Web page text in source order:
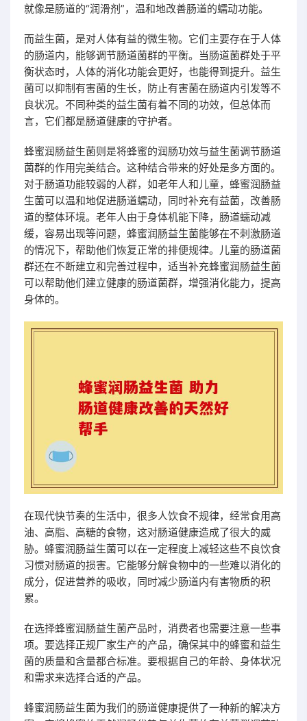
就像是肠道的“润滑剂”，温和地改善肠道的蠕动功能。
而益生菌，是对人体有益的微生物。它们主要存在于人体
的肠道内，能够调节肠道菌群的平衡。当肠道菌群处于平
衡状态时，人体的消化功能会更好，也能得到提升。益生
菌可以抑制有害菌的生长，防止有害菌在肠道内引发等不
良状况。不同种类的益生菌有着不同的功效，但总体而
言，它们都是肠道健康的守护者。
蜂蜜润肠益生菌则是将蜂蜜的润肠功效与益生菌调节肠道
菌群的作用完美结合。这种结合带来的好处是多方面的。
对于肠道功能较弱的人群，如老年人和儿童，蜂蜜润肠益
生菌可以温和地促进肠道蠕动，同时补充有益菌，改善肠
道的整体环境。老年人由于身体机能下降，肠道蠕动减
缓，容易出现等问题，蜂蜜润肠益生菌能够在不刺激肠道
的情况下，帮助他们恢复正常的排便规律。儿童的肠道菌
群还在不断建立和完善过程中，适当补充蜂蜜润肠益生菌
可以帮助他们建立健康的肠道菌群，增强消化能力，提高
身体的。
在现代快节奏的生活中，很多人饮食不规律，经常食用高
油、高脂、高糖的食物，这对肠道健康造成了很大的威
胁。蜂蜜润肠益生菌可以在一定程度上减轻这些不良饮食
习惯对肠道的损害。它能够分解食物中的一些难以消化的
成分，促进营养的吸收，同时减少肠道内有害物质的积
累。
在选择蜂蜜润肠益生菌产品时，消费者也需要注意一些事
项。要选择正规厂家生产的产品，确保其中的蜂蜜和益生
菌的质量和含量都合标准。要根据自己的年龄、身体状况
和需求来选择合适的产品。
蜂蜜润肠益生菌为我们的肠道健康提供了一种新的解决方